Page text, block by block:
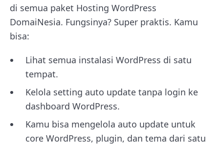
di semua paket Hosting WordPress
DomaiNesia. Fungsinya? Super praktis. Kamu
bisa:
Lihat semua instalasi WordPress di satu
tempat.
Kelola setting auto update tanpa login ke
dashboard WordPress.
Kamu bisa mengelola auto update untuk
core WordPress, plugin, dan tema dari satu